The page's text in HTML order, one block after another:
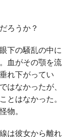
ろうか？
下の騒乱の中に
血がその顎を流
れ下がってい
はなかったが、
とはなかった。
物。
は彼女から離れ